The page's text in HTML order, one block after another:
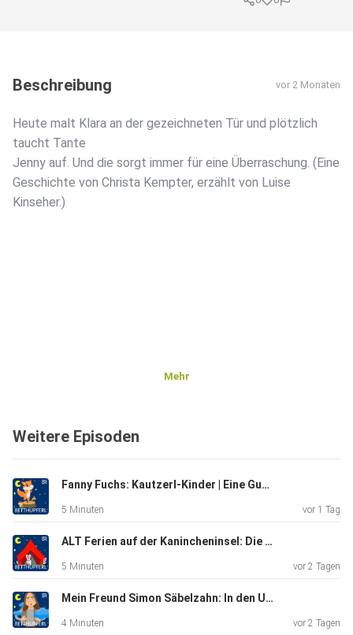
Beschreibung vor 2 Monaten
Heute malt Klara an der gezeichneten Tür und plötzlich
taucht Tante
Jenny auf. Und die sorgt immer für eine Überraschung. (Eine
Geschichte von Christa Kempter, erzählt von Luise
Kinseher.)
Mehr
Weitere Episoden
Fanny Fuchs: Kautzerl-Kinder | Eine Gute-Nacht-Geschichte ab 5 Jahren / Mundart Oberbayern
5 Minuten vor 1 Tag
ALT Ferien auf der Kanincheninsel: Die Flaschenpost| Eine Gute-Nacht-Geschichte ab 5 Jahren
5 Minuten vor 2 Tagen
Mein Freund Simon Säbelzahn: In den Urlaub fahren | Eine Gute-Nacht-Geschichte ab 5 Jahren
4 Minuten vor 2 Tagen